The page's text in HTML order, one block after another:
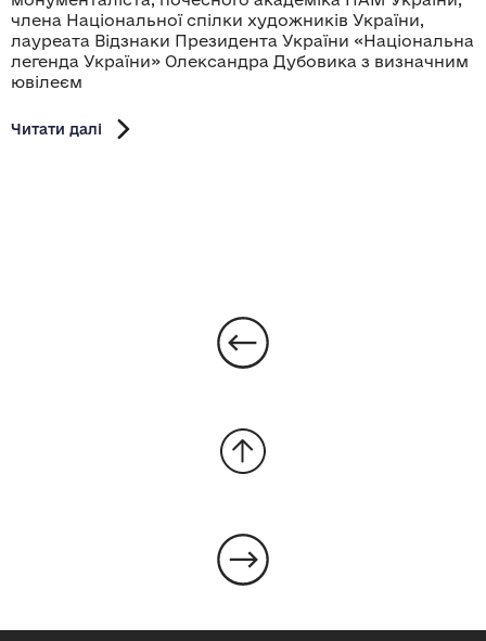
члена Національної спілки художників України,
лауреата Відзнаки Президента України «Національна
легенда України» Олександра Дубовика з визначним
ювілеєм
Читати далі